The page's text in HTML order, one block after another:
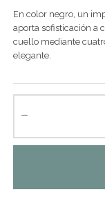
En color negro, un
aporta sofisticación a
cuello mediante
elegante.